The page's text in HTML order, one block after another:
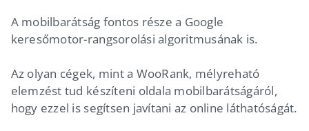
A mobilbarátság fontos része a Google
keresőmotor-rangsorolási algoritmusának is.
Az olyan cégek, mint a WooRank, mélyreható
elemzést tud készíteni oldala mobilbarátságáról,
hogy ezzel is segítsen javítani az online láthatóságát.